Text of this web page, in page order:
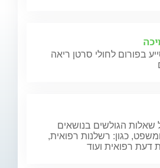
בפורום לחולי סרטן ריאה
שאלות הגולשים בנושאים
כגון: רשלנות רפואית,
דעת רפואית ועוד